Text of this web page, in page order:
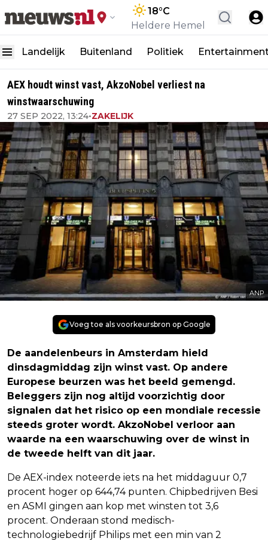
18°C
Heldere Hemel
Landelijk Buitenland Politiek
AEX houdt winst vast, AkzoNobel verliest na
winstwaarschuwing
27 SEP 2022, 13:24•ZAKELIJK
ANP
Voeg toe als voorkeursbron op Google
De aandelenbeurs in Amsterdam hield
dinsdagmiddag zijn winst vast. Op andere
Europese beurzen was het beeld gemengd.
Beleggers zijn nog altijd voorzichtig door
signalen dat het risico op een mondiale recessie
steeds groter wordt. AkzoNobel verloor aan
waarde na een waarschuwing over de winst in
de tweede helft van dit jaar.
De AEX-index noteerde iets na het middaguur 0,7
procent hoger op 644,74 punten. Chipbedrijven Besi
en ASMI gingen aan kop met winsten tot 3,6
procent. Onderaan stond medisch-
technologiebedrijf Philips met een min van 2